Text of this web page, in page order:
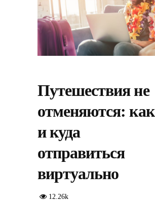
Путешествия не
отменяются: как
и куда
отправиться
виртуально
12.26k